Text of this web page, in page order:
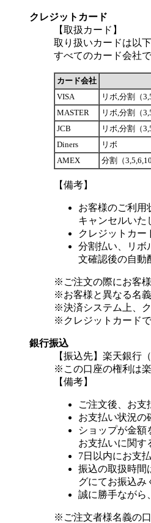
クレジットカード
【取扱カード】
取り扱いカードは以
すべてのカード会社
カード会社
VISA
リボ,分割（
MASTER
リボ,分割（
JCB
リボ,分割（
Diners
リボ
AMEX
分割（
【備考】
お客様のご利用
キャンセルいた
クレジットカー
分割払い、リボ
文確認後の自動
※ご注文の際にお客
※お客様と異なる名
※決済システム上、
※クレジットカード
銀行振込
【振込先】楽天銀行
※この口座の権利は
【備考】
ご注文後、お支
お支払い状況の
ショップが金額
お支払いに関す
7日以内にお支
振込の取扱時間
グにてお振込み
誠に勝手ながら
※ご注文者様名義の